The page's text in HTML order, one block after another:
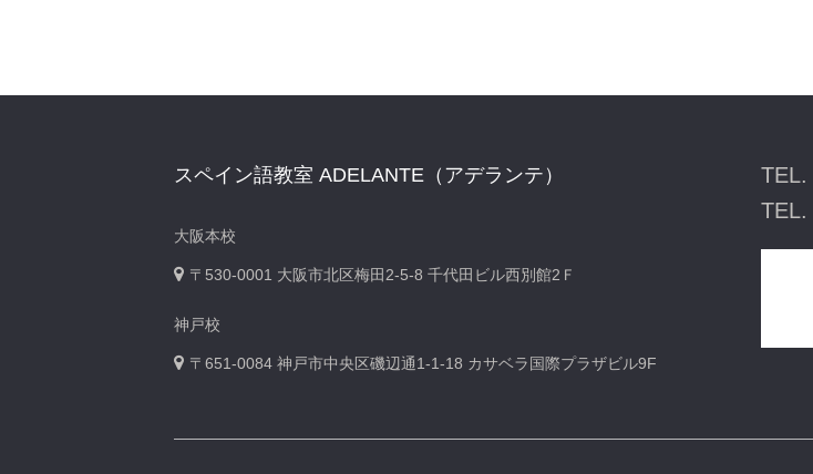
スペイン語教室 ADELANTE（アデランテ）
大阪本校
〒530-0001 大阪市北区梅田2-5-8 千代田ビル西別館2Ｆ
神戸校
〒651-0084 神戸市中央区磯辺通1-1-18 カサベラ国際プラザビル9F
TEL.
TEL.